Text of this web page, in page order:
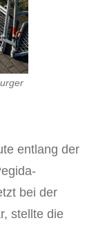
entlang der
bei der
stellte die